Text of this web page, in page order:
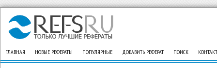
ГЛАВНАЯ НОВЫЕ РЕФЕРАТЫ ПОПУЛЯРНЫЕ ДОБАВИТЬ РЕФЕРАТ ПОИСК